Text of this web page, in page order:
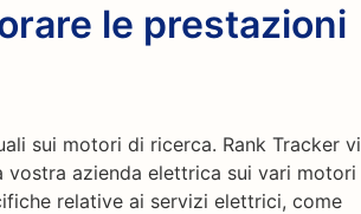
le prestazioni
sui motori di ricerca. Rank Tracker vi
azienda elettrica sui vari motori
relative ai servizi elettrici, come